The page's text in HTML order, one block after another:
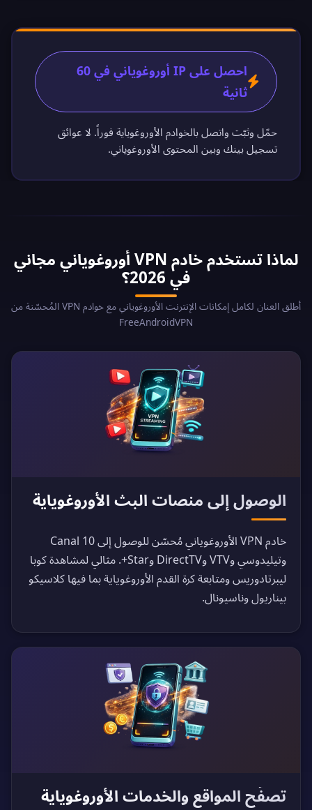
احصل على IP أوروغوياني في 60
ثانية
حمّل وثبّت واتصل بالخوادم الأوروغوياية فوراً. لا عوائق
تسجيل بينك وبين المحتوى الأوروغوياني.
لماذا تستخدم خادم VPN أوروغوياني مجاني
في 2026؟
أطلق العنان لكامل إمكانات الإنترنت الأوروغوياني مع خوادم VPN المُحسّنة من
FreeAndroidVPN
الوصول إلى منصات البث الأوروغوياية
خادم VPN الأوروغوياني مُحسّن للوصول إلى Canal 10
وتيليدوسي وVTV وDirectTV وStar+. مثالي لمشاهدة كوبا
ليبرتادوريس ومتابعة كرة القدم الأوروغوياية بما فيها كلاسيكو
بيناريول وناسيونال.
تصفّح المواقع والخدمات الأوروغوياية